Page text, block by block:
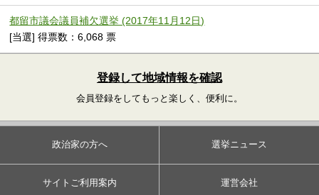
都留市議会議員補欠選挙 (2017年11月12日)
[当選] 得票数：6,068 票
登録して地域情報を確認
会員登録をしてもっと楽しく、便利に。
政治家の方へ 選挙ニュース
サイトご利用案内 運営会社